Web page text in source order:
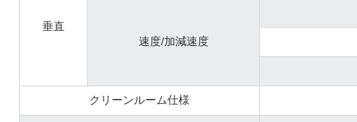
垂直
速度/加減速度
クリーンルーム仕様